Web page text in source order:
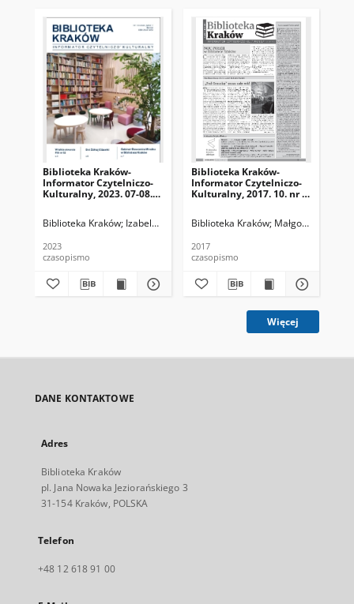
Biblioteka Kraków-
Informator Czytelniczo-
Kulturalny, 2023. 07-08.
Biblioteka Kraków Izabela Ronkiewicz-Brągiel (redaktor naczelna),
2023
czasopismo
Biblioteka Kraków-
Informator Czytelniczo-
Kulturalny, 2017. 10. nr 1
Biblioteka Kraków Małgorzata
2017
czasopismo
Więcej
DANE KONTAKTOWE
Adres
Biblioteka Kraków
pl. Jana Nowaka Jeziorańskiego 3
31-154 Kraków, POLSKA
Telefon
+48 12 618 91 00